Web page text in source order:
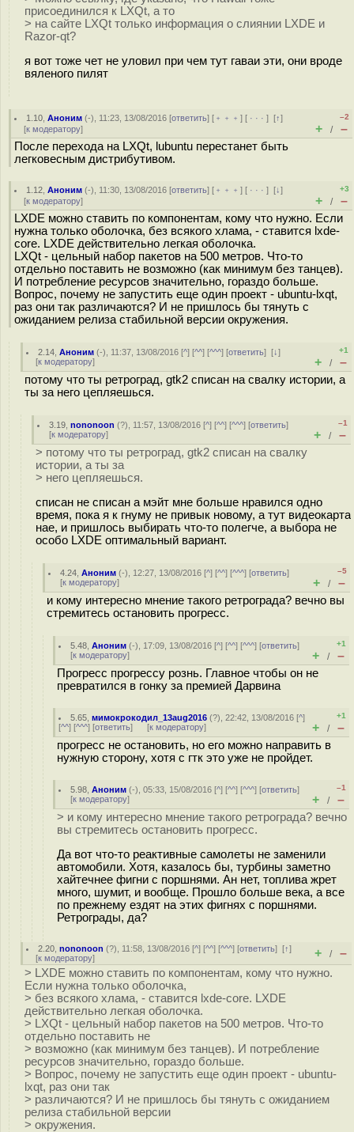
присоединился к LXQt, а то
> на сайте LXQt только информация о слиянии LXDE и
Razor-qt?
я вот тоже чет не уловил при чем тут гаваи эти, они вроде
вяленого пилят
1.10 ,Аноним (-), 11:23, 13/08/2016 [ответить] [ ﹢﹢﹢] [ · · ·][↑]
[к модератору]
–2
+ / –
После перехода на LXQt, lubuntu перестанет быть
легковесным дистрибутивом.
1.12 ,Аноним (-), 11:30, 13/08/2016 [ответить] [ ﹢﹢﹢] [ · · ·][↓]
[к модератору]
+3
+ / –
LXDE можно ставить по компонентам, кому что нужно. Если
нужна только оболочка, без всякого хлама, - ставится lxde-
core. LXDE действительно легкая оболочка.
LXQt - цельный набор пакетов на 500 метров. Что-то
отдельно поставить не возможно (как минимум без танцев).
И потребление ресурсов значительно, гораздо больше.
Вопрос, почему не запустить еще один проект - ubuntu-lxqt,
раз они так различаются? И не пришлось бы тянуть с
ожиданием релиза стабильной версии окружения.
2.14 ,Аноним (-), 11:37, 13/08/2016 [^] [^^] [^^^] [ответить][↓]
[к модератору]
+1
+ / –
потому что ты ретроград, gtk2 списан на свалку истории, а
ты за него цепляешься.
3.19 ,nononoon (?), 11:57, 13/08/2016 [^] [^^] [^^^] [ответить]
[к модератору]
–1
+ / –
> потому что ты ретроград, gtk2 списан на свалку
истории, а ты за
> него цепляешься.
списан не списан а мэйт мне больше нравился одно
время, пока я к гнуму не привык новому, а тут видеокарта
нае, и пришлось выбирать что-то полегче, а выбора не
особо LXDE оптимальный вариант.
4.24 ,Аноним (-), 12:27, 13/08/2016 [^] [^^] [^^^] [ответить]
[к модератору]
–5
+ / –
и кому интересно мнение такого ретрограда? вечно вы
стремитесь остановить прогресс.
5.48 ,Аноним (-), 17:09, 13/08/2016 [^] [^^] [^^^] [ответить]
[к модератору]
+1
+ / –
Прогресс прогрессу рознь. Главное чтобы он не
превратился в гонку за премией Дарвина
5.65 ,мимокрокодил_13aug2016 (?), 22:42, 13/08/2016 [^]
[^^] [^^^] [ответить] [к модератору]
+1
+ / –
прогресс не остановить, но его можно направить в
нужную сторону, хотя с гтк это уже не пройдет.
5.98 ,Аноним (-), 05:33, 15/08/2016 [^] [^^] [^^^] [ответить]
[к модератору]
–1
+ / –
> и кому интересно мнение такого ретрограда? вечно
вы стремитесь остановить прогресс.
Да вот что-то реактивные самолеты не заменили
автомобили. Хотя, казалось бы, турбины заметно
хайтечнее фигни с поршнями. Ан нет, топлива жрет
много, шумит, и вообще. Прошло больше века, а все
по прежнему ездят на этих фигнях с поршнями.
Ретрограды, да?
2.20 ,nononoon (?), 11:58, 13/08/2016 [^] [^^] [^^^] [ответить][↑]
[к модератору] + / –
> LXDE можно ставить по компонентам, кому что нужно.
Если нужна только оболочка,
> без всякого хлама, - ставится lxde-core. LXDE
действительно легкая оболочка.
> LXQt - цельный набор пакетов на 500 метров. Что-то
отдельно поставить не
> возможно (как минимум без танцев). И потребление
ресурсов значительно, гораздо больше.
> Вопрос, почему не запустить еще один проект - ubuntu-
lxqt, раз они так
> различаются? И не пришлось бы тянуть с ожиданием
релиза стабильной версии
> окружения.